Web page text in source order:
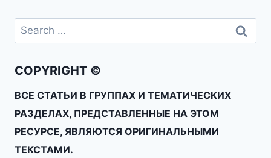
COPYRIGHT ©
ВСЕ СТАТЬИ В ГРУППАХ И ТЕМАТИЧЕСКИХ
РАЗДЕЛАХ, ПРЕДСТАВЛЕННЫЕ НА ЭТОМ
РЕСУРСЕ, ЯВЛЯЮТСЯ ОРИГИНАЛЬНЫМИ
ТЕКСТАМИ.